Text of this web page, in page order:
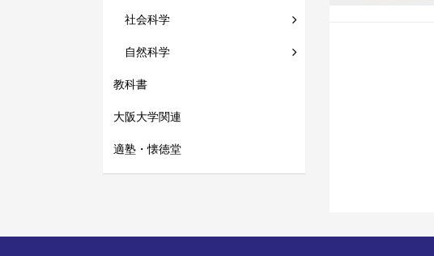
社会科学
自然科学
教科書
大阪大学関連
適塾・懐徳堂